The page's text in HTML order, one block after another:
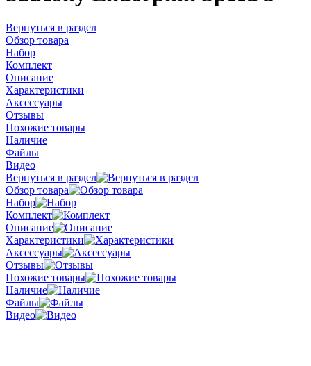
Вернуться в раздел
Обзор товара
Набор
Комплект
Описание
Характеристики
Аксессуары
Отзывы
Похожие товары
Наличие
Файлы
Видео
Вернуться в раздел
Обзор товара
Набор
Комплект
Описание
Характеристики
Аксессуары
Отзывы
Похожие товары
Наличие
Файлы
Видео